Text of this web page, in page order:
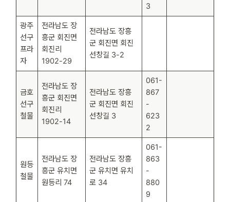
3
광주
선구
프라
자
전라남도 장
흥군 회진면
회진리
1902-29
전라남도 장흥
군 회진면 회진
선창길 3-2
금호
선구
철물
전라남도 장
흥군 회진면
회진리
1902-14
전라남도 장흥
군 회진면 회진
선창길 3
061-
867
-
623
2
원등
철물
전라남도 장
흥군 유치면
원등리 74
전라남도 장흥
군 유치면 유치
로 34
061-
863
-
880
9